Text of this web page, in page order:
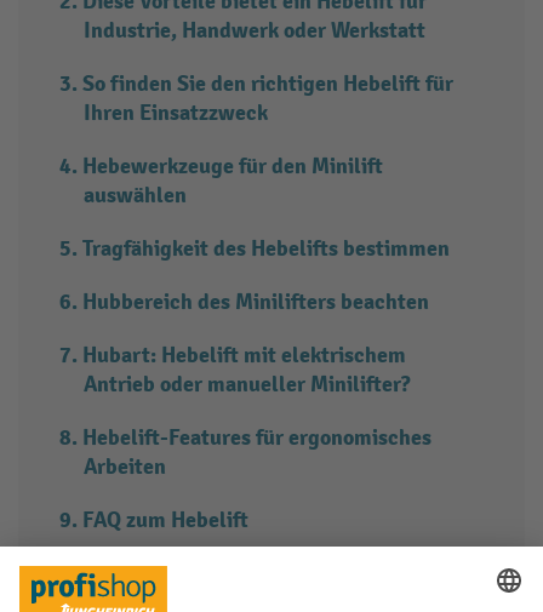
Industrie, Handwerk oder Werkstatt
So finden Sie den richtigen Hebelift für
Ihren Einsatzzweck
Hebewerkzeuge für den Minilift
auswählen
Tragfähigkeit des Hebelifts bestimmen
Hubbereich des Minilifters beachten
Hubart: Hebelift mit elektrischem
Antrieb oder manueller Minilifter?
Hebelift-Features für ergonomisches
Arbeiten
FAQ zum Hebelift